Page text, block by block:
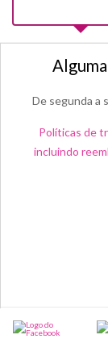
De segunda a
Políticas de
incluindo